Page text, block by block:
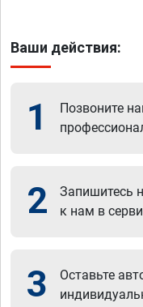
Ваши действия:
1 Позвоните
2
Запишитесь
к нам в
3
Оставьте